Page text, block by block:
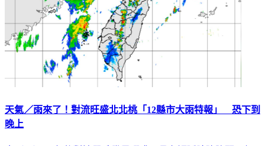
天氣／雨來了！對流旺盛北北桃「12縣市大雨特報」 恐下到
晚上